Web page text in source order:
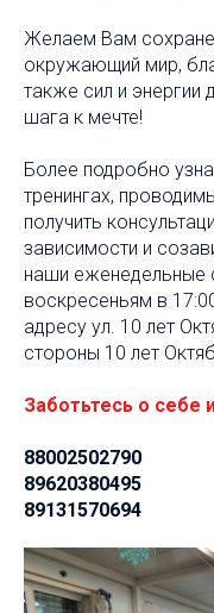
Желаем Вам
окружающий мир,
также сил и
шага к мечте!
Более подробно
тренингах,
получить
зависимости и
наши еженедельные
воскресеньям в
адресу ул. 10 лет
стороны 10 лет
Заботьтесь о себе
88002502790
89620380495
89131570694